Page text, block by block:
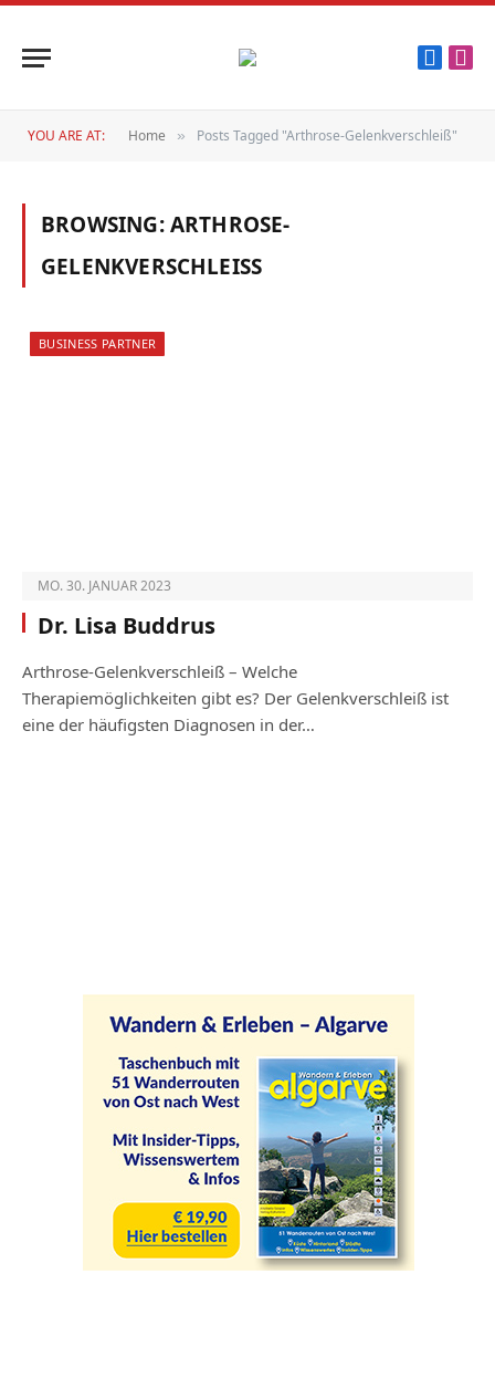
YOU ARE AT: Home » Posts Tagged "Arthrose-Gelenkverschleiß"
BROWSING:ARTHROSE-
GELENKVERSCHLEISS
BUSINESS PARTNER
MO. 30. JANUAR 2023
Dr. Lisa Buddrus
Arthrose-Gelenkverschleiß – Welche
Therapiemöglichkeiten gibt es? Der Gelenkverschleiß ist
eine der häufigsten Diagnosen in der…